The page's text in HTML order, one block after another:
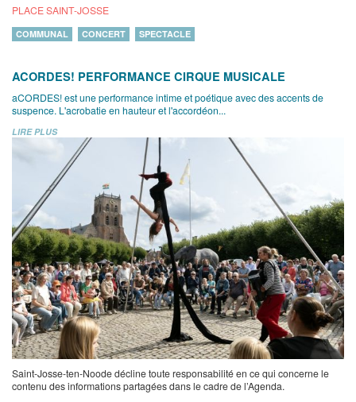
PLACE SAINT-JOSSE
COMMUNAL CONCERT SPECTACLE
ACORDES! PERFORMANCE CIRQUE MUSICALE
aCORDES! est une performance intime et poétique avec des accents de
suspence. L'acrobatie en hauteur et l'accordéon...
LIRE PLUS
Saint-Josse-ten-Noode décline toute responsabilité en ce qui concerne le
contenu des informations partagées dans le cadre de l’Agenda.